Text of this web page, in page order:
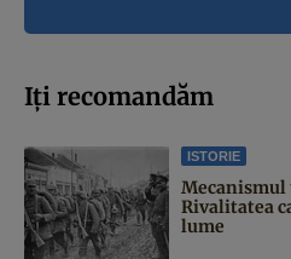
Iți recomandăm
ISTORIE
Mecanismul
Rivalitatea
lume